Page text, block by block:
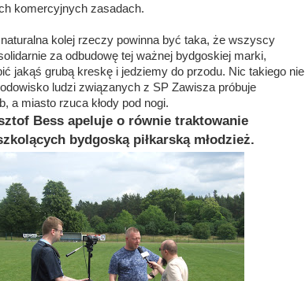
komercyjnych zasadach.
kolej rzeczy powinna być taka, że wszyscy
za odbudowę tej ważnej bydgoskiej marki,
jakąś grubą kreskę i jedziemy do przodu. Nic takiego nie
ludzi związanych z SP Zawisza próbuje
a miasto rzuca kłody pod nogi.
Bess apeluje o równie traktowanie
bydgoską piłkarską młodzież.